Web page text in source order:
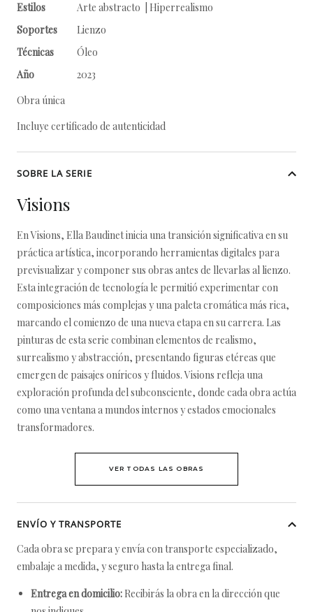
Estilos
Arte abstracto | Hiperrealismo
Soportes
Lienzo
Técnicas
Óleo
Año
2023
Obra única
Incluye certificado de autenticidad
SOBRE LA SERIE
Visions
En Visions, Ella Baudinet inicia una transición significativa en su
práctica artística, incorporando herramientas digitales para
previsualizar y componer sus obras antes de llevarlas al lienzo.
Esta integración de tecnología le permitió experimentar con
composiciones más complejas y una paleta cromática más rica,
marcando el comienzo de una nueva etapa en su carrera. Las
pinturas de esta serie combinan elementos de realismo,
surrealismo y abstracción, presentando figuras etéreas que
emergen de paisajes oníricos y fluidos. Visions refleja una
exploración profunda del subconsciente, donde cada obra actúa
como una ventana a mundos internos y estados emocionales
transformadores.
VER TODAS LAS OBRAS
ENVÍO Y TRANSPORTE
Cada obra se prepara y envía con transporte especializado,
embalaje a medida, y seguro hasta la entrega final.
Entrega en domicilio: Recibirás la obra en la dirección que